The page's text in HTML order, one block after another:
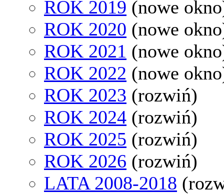
ROK 2019 (nowe
ROK 2020 (nowe
ROK 2021 (nowe
ROK 2022 (nowe
ROK 2023 (rozwiń)
ROK 2024 (rozwiń)
ROK 2025 (rozwiń)
ROK 2026 (rozwiń)
LATA 2008-2018